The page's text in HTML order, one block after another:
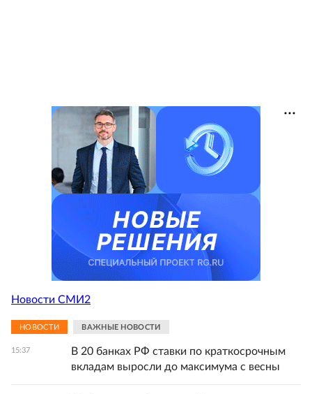
Новости СМИ2
НОВОСТИ ВАЖНЫЕ НОВОСТИ
15:37
В 20 банках РФ ставки по краткосрочным
вкладам выросли до максимума с весны